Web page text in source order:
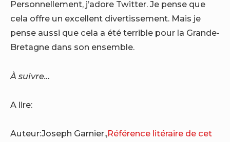
Personnellement, j’adore Twitter. Je pense que
cela offre un excellent divertissement. Mais je
pense aussi que cela a été terrible pour la Grande-
Bretagne dans son ensemble.
À suivre…
A lire:
Auteur:Joseph Garnier.,Référence litéraire de cet